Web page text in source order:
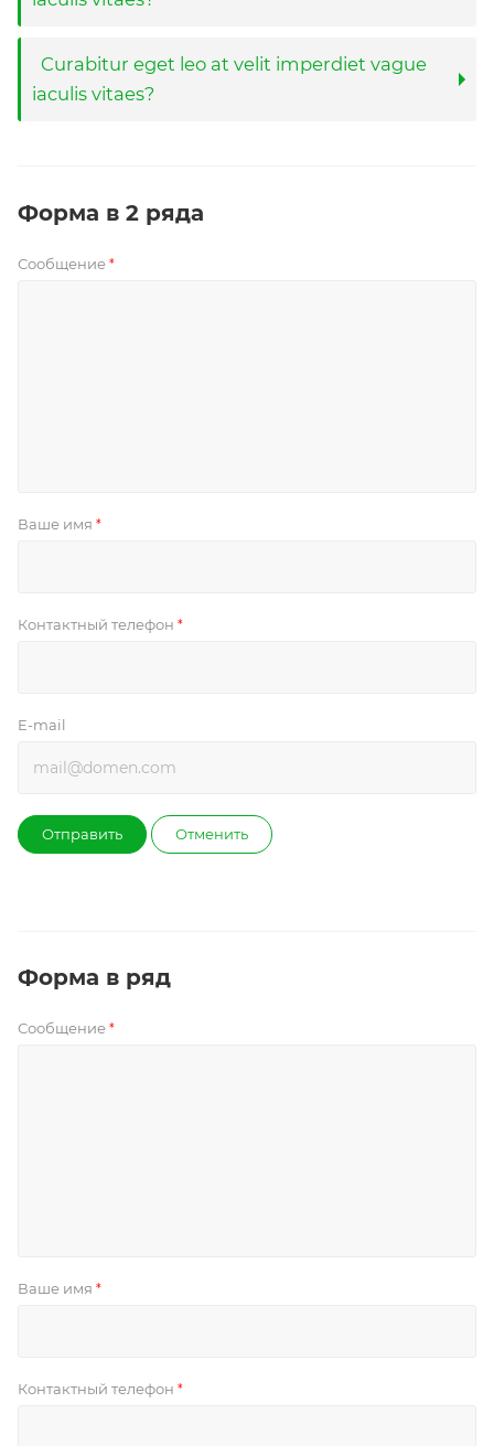
Curabitur eget leo at velit imperdiet vague
iaculis vitaes?
Форма в 2 ряда
Сообщение *
Ваше имя *
Контактный телефон *
E-mail
Отправить Отменить
Форма в ряд
Сообщение *
Ваше имя *
Контактный телефон *